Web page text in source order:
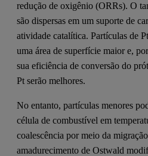
redução de oxigênio (ORRs). O
são dispersas em um suporte de
atividade catalítica. Partículas de
uma área de superfície maior e,
sua eficiência de conversão do
Pt serão melhores.
No entanto, partículas menores
célula de combustível em
coalescência por meio da
amadurecimento de Ostwald